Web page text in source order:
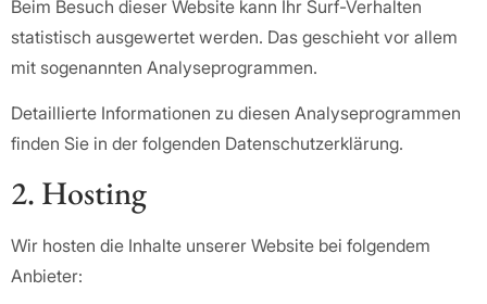
Beim Besuch dieser Website kann Ihr Surf-Verhalten
statistisch ausgewertet werden. Das geschieht vor allem
mit sogenannten Analyseprogrammen.
Detaillierte Informationen zu diesen Analyseprogrammen
finden Sie in der folgenden Datenschutzerklärung.
2. Hosting
Wir hosten die Inhalte unserer Website bei folgendem
Anbieter: